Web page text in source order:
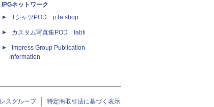
IPGネットワーク
TシャツPOD pTa.shop
カスタム写真集POD fabli
Impress Group Publication
Information
スグループ 特定商取引法に基づく表示